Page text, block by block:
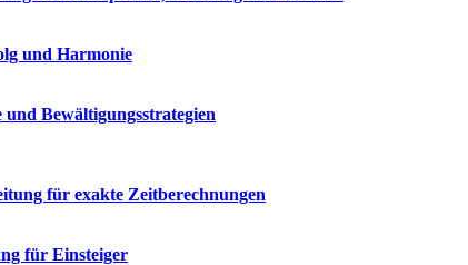
und Harmonie
Bewältigungsstrategien
für exakte Zeitberechnungen
für Einsteiger